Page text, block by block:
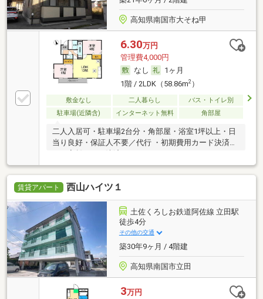
高知県南国市大そね甲
6.30万円
管理費4,000円
なし
1ヶ月
1階 / 2LDK（58.86m2）
敷金なし 二人暮らし
バス・トイレ別
駐車場(近隣含)
インターネット無料 角部屋
二人入居可・駐車場2台分・角部屋・浴室1坪以上・日
当り良好・保証人不要／代行 ・初期費用カード決済
賃貸アパート 西山ハイツ１
土佐くろしお鉄道阿佐線 立田駅
徒歩4分
その他の交通
築30年9ヶ月 / 4階建
高知県南国市立田
3万円